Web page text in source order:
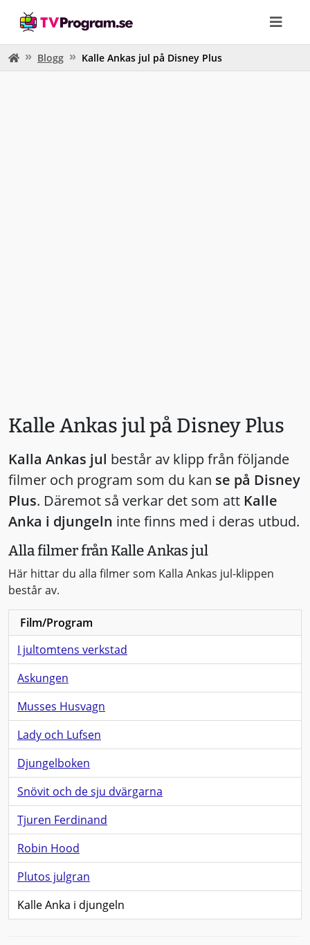
Blogg Kalle Ankas jul på Disney Plus
Kalle Ankas jul på Disney Plus
Kalla Ankas jul består av klipp från följande
filmer och program som du kan se på Disney
Plus. Däremot så verkar det som att Kalle
Anka i djungeln inte finns med i deras utbud.
Alla filmer från Kalle Ankas jul
Här hittar du alla filmer som Kalla Ankas jul-klippen
består av.
Film/Program
I jultomtens verkstad
Askungen
Musses Husvagn
Lady och Lufsen
Djungelboken
Snövit och de sju dvärgarna
Tjuren Ferdinand
Robin Hood
Plutos julgran
Kalle Anka i djungeln